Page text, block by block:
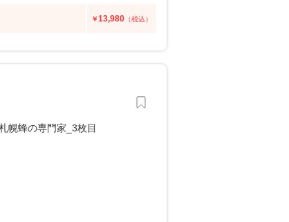
￥13,980 （税込）